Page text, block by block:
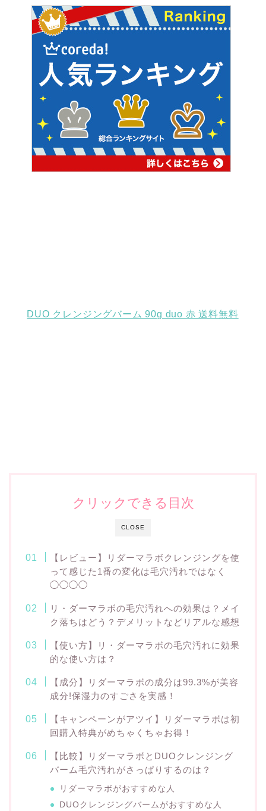
DUO クレンジングバーム 90g duo 赤 送料無料
CLOSE
クリックできる目次
【レビュー】リダーマラボクレンジングを使
って感じた1番の変化は毛穴汚れではなく
◯◯◯◯
リ・ダーマラボの毛穴汚れへの効果は？メイ
ク落ちはどう？デメリットなどリアルな感想
【使い方】リ・ダーマラボの毛穴汚れに効果
的な使い方は？
【成分】リダーマラボの成分は99.3%が美容
成分!保湿力のすごさを実感！
【キャンペーンがアツイ】リダーマラボは初
回購入特典がめちゃくちゃお得！
【比較】リダーマラボとDUOクレンジング
バーム毛穴汚れがさっぱりするのは？
リダーマラボがおすすめな人
DUOクレンジングバームがおすすめな人